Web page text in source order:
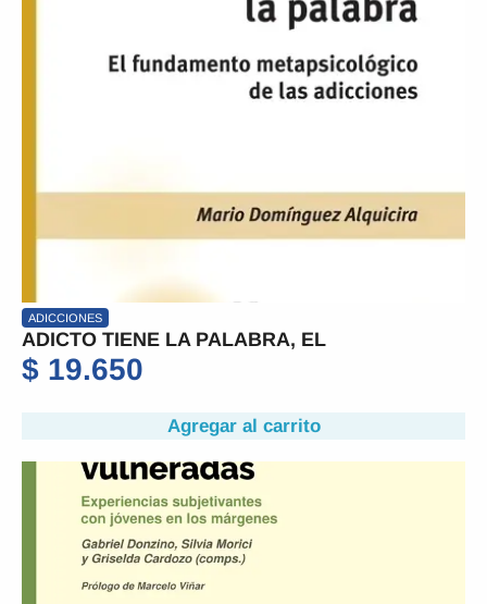
ADICCIONES
ADICTO TIENE LA PALABRA, EL
$ 19.650
Agregar al carrito